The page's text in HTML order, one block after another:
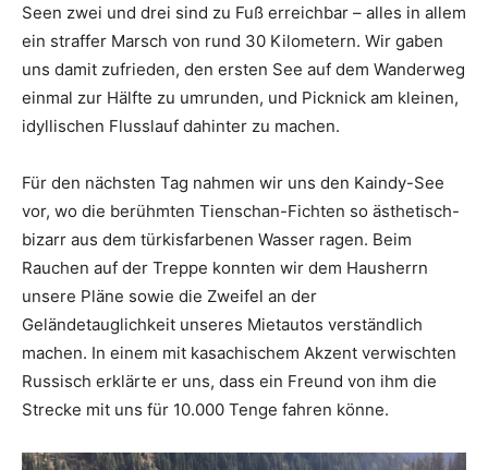
Seen zwei und drei sind zu Fuß erreichbar – alles in allem
ein straffer Marsch von rund 30 Kilometern. Wir gaben
uns damit zufrieden, den ersten See auf dem Wanderweg
einmal zur Hälfte zu umrunden, und Picknick am kleinen,
idyllischen Flusslauf dahinter zu machen.
Für den nächsten Tag nahmen wir uns den Kaindy-See
vor, wo die berühmten Tienschan-Fichten so ästhetisch-
bizarr aus dem türkisfarbenen Wasser ragen. Beim
Rauchen auf der Treppe konnten wir dem Hausherrn
unsere Pläne sowie die Zweifel an der
Geländetauglichkeit unseres Mietautos verständlich
machen. In einem mit kasachischem Akzent verwischten
Russisch erklärte er uns, dass ein Freund von ihm die
Strecke mit uns für 10.000 Tenge fahren könne.